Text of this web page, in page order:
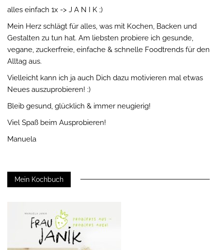
alles einfach 1x -> J A N I K ;)
Mein Herz schlägt für alles, was mit Kochen, Backen und
Gestalten zu tun hat. Am liebsten probiere ich gesunde,
vegane, zuckerfreie, einfache & schnelle Foodtrends für den
Alltag aus.
Vielleicht kann ich ja auch Dich dazu motivieren mal etwas
Neues auszuprobieren! :)
Bleib gesund, glücklich & immer neugierig!
Viel Spaß beim Ausprobieren!
Manuela
Mein Kochbuch